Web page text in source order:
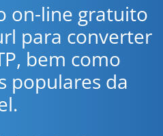
on-line gratuito
para converter
bem como
populares da